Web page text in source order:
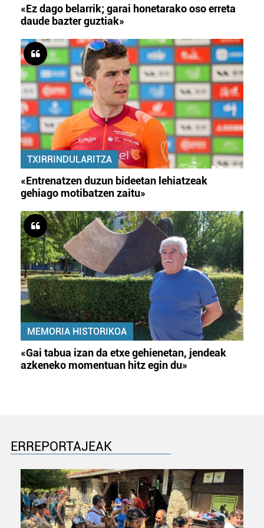
«Ez dago belarrik; garai honetarako oso erreta
daude bazter guztiak»
TXIRRINDULARITZA
«Entrenatzen duzun bideetan lehiatzeak
gehiago motibatzen zaitu»
MEMORIA HISTORIKOA
«Gai tabua izan da etxe gehienetan, jendeak
azkeneko momentuan hitz egin du»
ERREPORTAJEAK